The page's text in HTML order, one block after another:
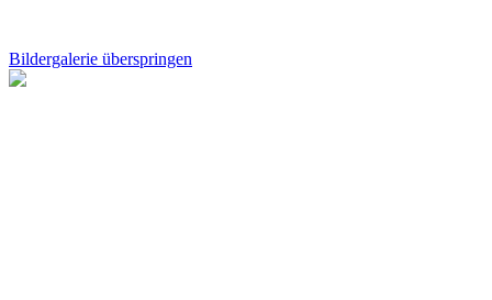
Bildergalerie überspringen